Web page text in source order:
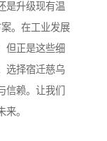
是升级现有温
。在工业发展
但正是这些细
选择宿迁慈乌
信赖。让我们
。